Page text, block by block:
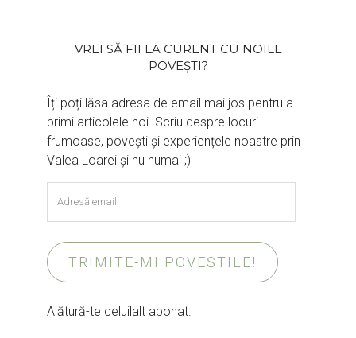
VREI SĂ FII LA CURENT CU NOILE
POVEȘTI?
Îți poți lăsa adresa de email mai jos pentru a
primi articolele noi. Scriu despre locuri
frumoase, povești și experiențele noastre prin
Valea Loarei și nu numai ;)
email
TRIMITE-MI POVEȘTILE!
Alătură-te celuilalt abonat.